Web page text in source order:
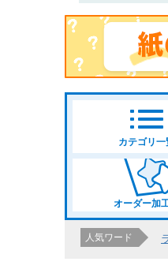
カテゴリ一
オーダー加
人気ワード